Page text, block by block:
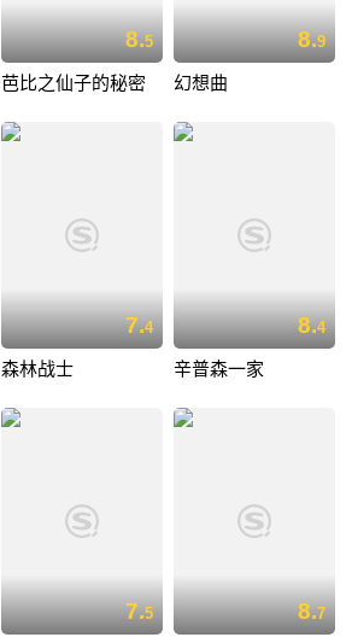
8.5
芭比之仙子的秘密
8.9
幻想曲
7.4
森林战士
8.4
辛普森一家
7.5 8.7